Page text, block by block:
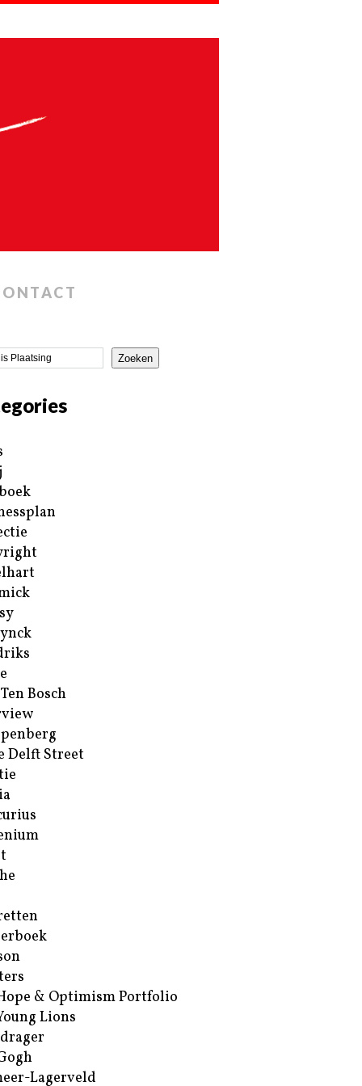
Zoeken
Bosch
Delft Street
& Optimism Portfolio
Lions
Lagerveld